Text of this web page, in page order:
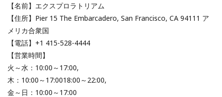
【名前】エクスプロラトリアム
【住所】Pier 15 The Embarcadero, San Francisco, CA 94111 ア
メリカ合衆国
【電話】+1 415-528-4444
【営業時間】
火～水：10:00～17:00,
木：10:00～17:0018:00～22:00,
金～日：10:00～17:00